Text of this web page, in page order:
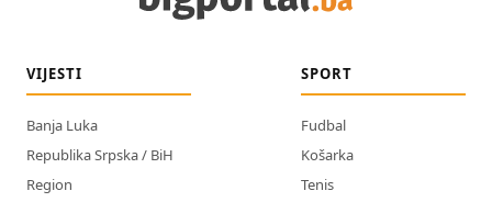
VIJESTI
Banja Luka
Republika Srpska / BiH
Region
SPORT
Fudbal
Košarka
Tenis